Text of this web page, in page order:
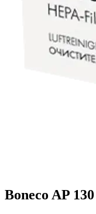
Boneco AP